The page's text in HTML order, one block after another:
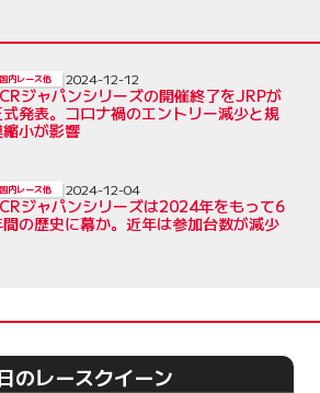
ジャパンシリーズの開催終了をJRPが
式発表。コロナ禍のエントリー減少と規
小が影響
国内レース他 2024-12-12
ジャパンシリーズは2024年をもって6
間の歴史に幕か。近年は参加台数が減少
国内レース他 2024-12-04
のレースクイーン